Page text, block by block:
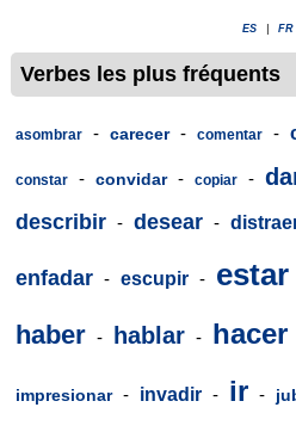
ES FR
Verbes les plus fréquents
asombrar - carecer - comentar -
constar - convidar - copiar -
describir - desear -
enfadar - escupir - estar
haber - hablar - hacer
impresionar - invadir - ir -